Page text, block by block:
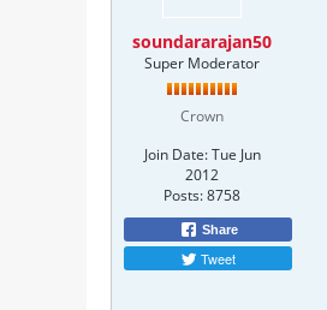
soundararajan50
Super Moderator
Crown
Join Date: Tue Jun
2012
Posts:8758
Share
Tweet